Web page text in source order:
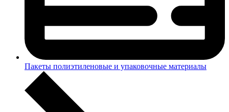
Пакеты полиэтиленовые и упаковочные материалы